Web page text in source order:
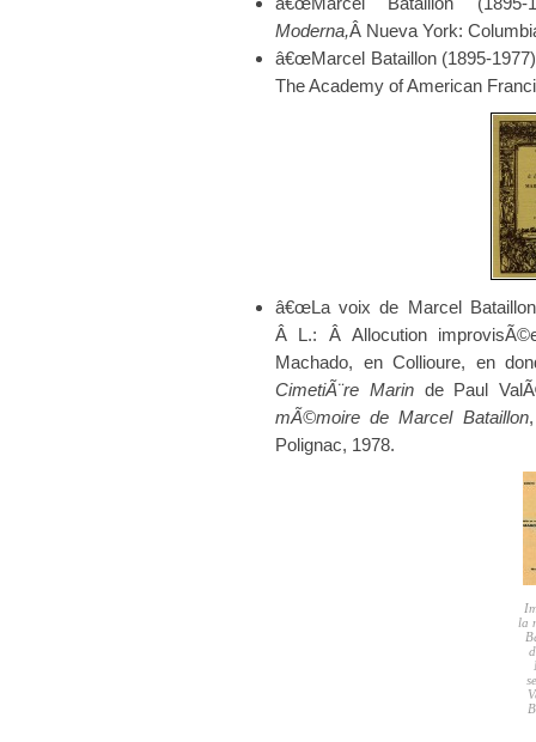
Moderna,Â Nueva York:
â€œMarcel Bataillon (1895-
The Academy of American
â€œLa voix de Marcel
Â L.: Â Allocution
Machado, en Collioure, en
CimetiÃ¨re Marinde Paul
mÃ©moire de Marcel Bataillon
Polignac, 1978.
la